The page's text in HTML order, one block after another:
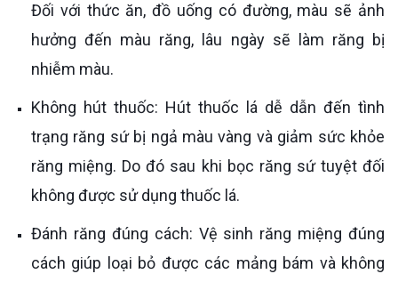
Đối với thức ăn, đồ uống có đường, màu sẽ ảnh
hưởng đến màu răng, lâu ngày sẽ làm răng bị
nhiễm màu.
Không hút thuốc: Hút thuốc lá dễ dẫn đến tình
trạng răng sứ bị ngả màu vàng và giảm sức khỏe
răng miệng. Do đó sau khi bọc răng sứ tuyệt đối
không được sử dụng thuốc lá.
Đánh răng đúng cách: Vệ sinh răng miệng đúng
cách giúp loại bỏ được các mảng bám và không